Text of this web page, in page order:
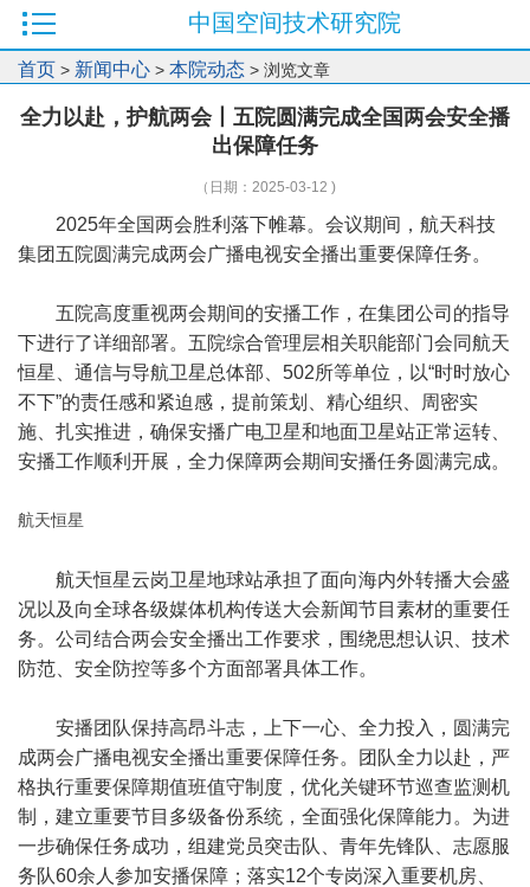
中国空间技术研究院
首页 > 新闻中心 > 本院动态 > 浏览文章
全力以赴，护航两会丨五院圆满完成全国两会安全播
出保障任务
（日期：2025-03-12 )
2025年全国两会胜利落下帷幕。会议期间，航天科技
集团五院圆满完成两会广播电视安全播出重要保障任务。
五院高度重视两会期间的安播工作，在集团公司的指导
下进行了详细部署。五院综合管理层相关职能部门会同航天
恒星、通信与导航卫星总体部、502所等单位，以“时时放心
不下”的责任感和紧迫感，提前策划、精心组织、周密实
施、扎实推进，确保安播广电卫星和地面卫星站正常运转、
安播工作顺利开展，全力保障两会期间安播任务圆满完成。
航天恒星
航天恒星云岗卫星地球站承担了面向海内外转播大会盛
况以及向全球各级媒体机构传送大会新闻节目素材的重要任
务。公司结合两会安全播出工作要求，围绕思想认识、技术
防范、安全防控等多个方面部署具体工作。
安播团队保持高昂斗志，上下一心、全力投入，圆满完
成两会广播电视安全播出重要保障任务。团队全力以赴，严
格执行重要保障期值班值守制度，优化关键环节巡查监测机
制，建立重要节目多级备份系统，全面强化保障能力。为进
一步确保任务成功，组建党员突击队、青年先锋队、志愿服
务队60余人参加安播保障；落实12个专岗深入重要机房、